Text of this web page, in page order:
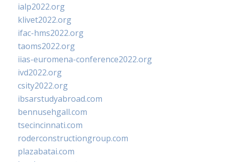
ialp2022.org
klivet2022.org
ifac-hms2022.org
taoms2022.org
iias-euromena-conference2022.org
ivd2022.org
csity2022.org
ibsarstudyabroad.com
bennusehgall.com
tsecincinnati.com
roderconstructiongroup.com
plazabatai.com